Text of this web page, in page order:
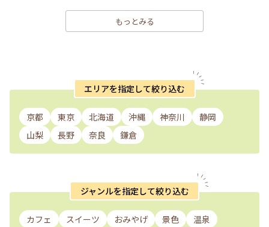
もっとみる
エリアを指定して絞り込む
京都 東京 北海道 沖縄 神奈川
静岡
山梨
長野 奈良 鎌倉
ジャンルを指定して絞り込む
カフェ スイーツ おみやげ 景色
温泉